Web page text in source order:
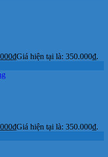
₫Giá hiện tại là: 350.000₫.
₫Giá hiện tại là: 350.000₫.